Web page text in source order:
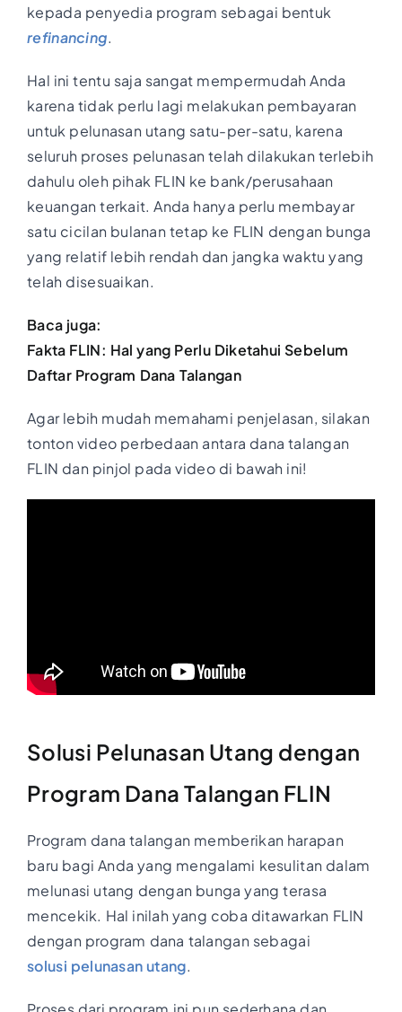
kepada penyedia program sebagai bentuk
refinancing.
Hal ini tentu saja sangat mempermudah Anda
karena tidak perlu lagi melakukan pembayaran
untuk pelunasan utang satu-per-satu, karena
seluruh proses pelunasan telah dilakukan terlebih
dahulu oleh pihak FLIN ke bank/perusahaan
keuangan terkait. Anda hanya perlu membayar
satu cicilan bulanan tetap ke FLIN dengan bunga
yang relatif lebih rendah dan jangka waktu yang
telah disesuaikan.
Baca juga:
Fakta FLIN: Hal yang Perlu Diketahui Sebelum
Daftar Program Dana Talangan
Agar lebih mudah memahami penjelasan, silakan
tonton video perbedaan antara dana talangan
FLIN dan pinjol pada video di bawah ini!
Solusi Pelunasan Utang dengan
Program Dana Talangan FLIN
Program dana talangan memberikan harapan
baru bagi Anda yang mengalami kesulitan dalam
melunasi utang dengan bunga yang terasa
mencekik. Hal inilah yang coba ditawarkan FLIN
dengan program dana talangan sebagai
solusi pelunasan utang.